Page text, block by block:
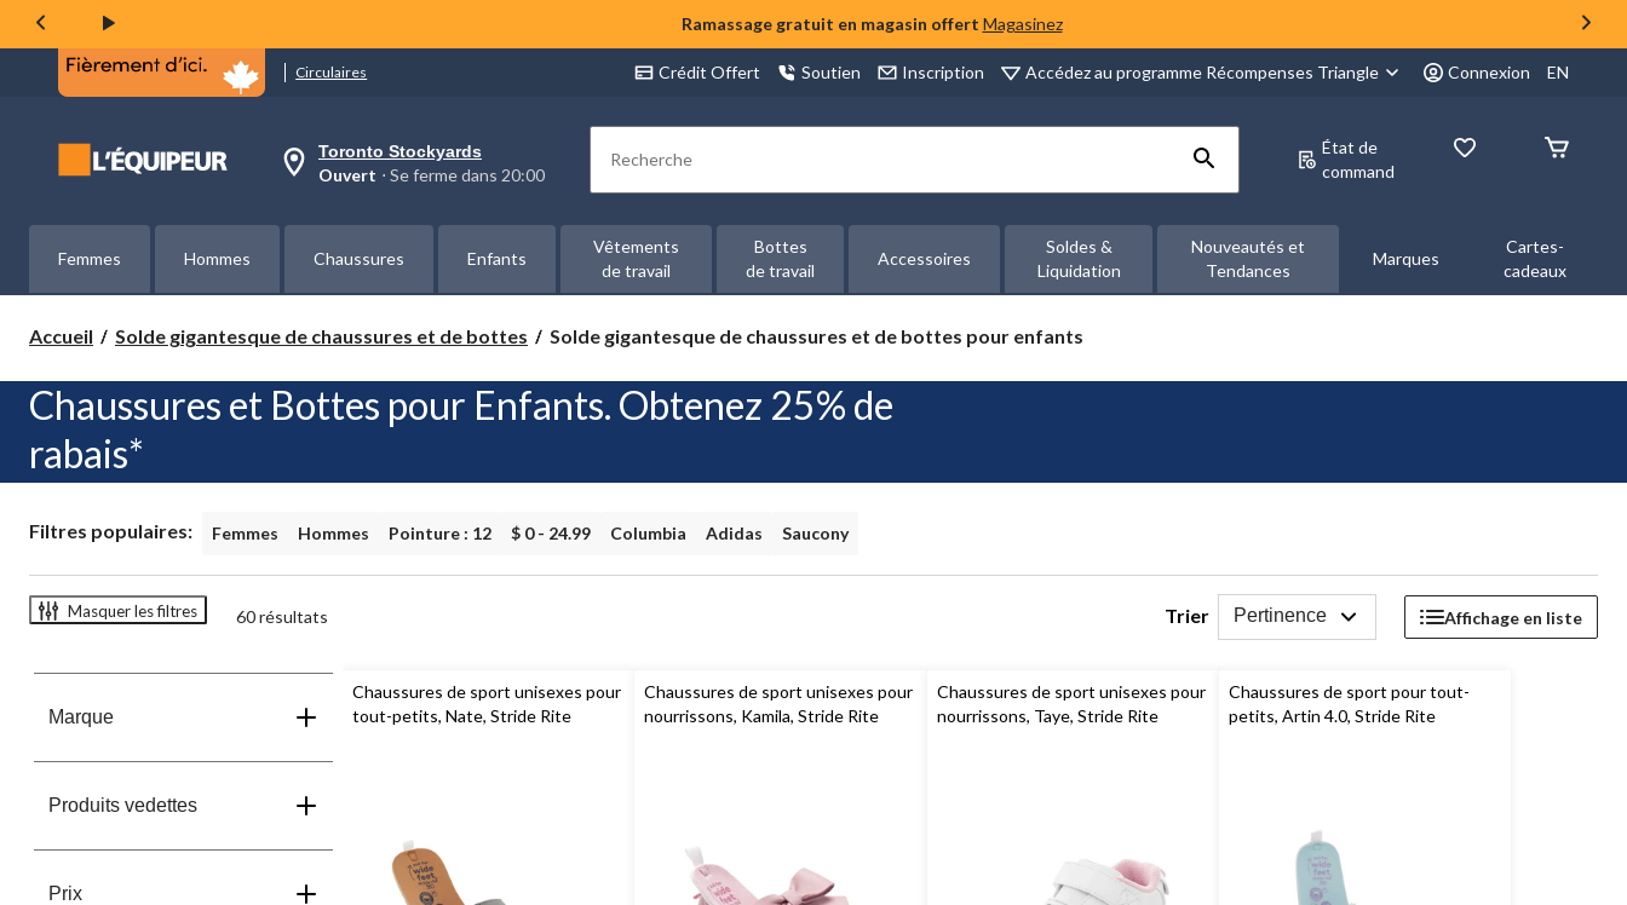
Ramassage gratuit en magasin offert Magasinez
Circulaires Crédit Offert Soutien Inscription Accédez au programme Récompenses Triangle Connexion EN
votre
est
Toronto
Stockyards,
Se
ferme
à
20:00
cliquer
Toronto Stockyards
Ouvert ⋅ Se ferme dans 20:00 Rechercher
État de
command
Femmes Hommes Chaussures Enfants
Vêtements
de travail
Bottes
de travail
Accessoires
Soldes &
Liquidation
Nouveautés et
Tendances
Marques
Cartes-
cadeaux
Accueil Solde gigantesque de chaussures et de bottes
Solde
de
chaussures
et
Solde gigantesque de chaussures et de bottes pour enfants
Chaussures et Bottes pour Enfants. Obtenez 25% de
rabais*
Filtres populaires: Femmes Hommes Pointure : 12 $ 0 - 24.99 Columbia Adidas Saucony
Masquer les filtres 60 résultats Trier Pertinence Affichage en liste
Marque
Produits vedettes
Prix
Chaussures de sport unisexes pour
tout-petits, Nate, Stride Rite
Chaussures de sport unisexes pour
nourrissons, Kamila, Stride Rite
Chaussures de sport unisexes pour
nourrissons, Taye, Stride Rite
Chaussures de sport pour tout-
petits, Artin 4.0, Stride Rite